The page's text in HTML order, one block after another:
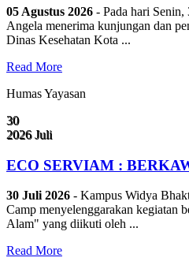
05 Agustus 2026 - Pada hari
Angela menerima kunjungan dan
Dinas Kesehatan Kota ...
Read More
Humas Yayasan
30
2026 Juli
ECO SERVIAM :
30 Juli 2026 - Kampus Widya
Camp menyelenggarakan kegiatan
Alam" yang diikuti oleh ...
Read More